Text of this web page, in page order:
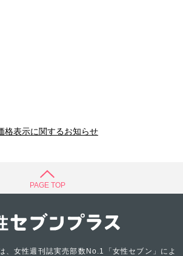
格表示に関するお知らせ
PAGE TOP
、女性週刊誌実売部数No.1「女性セブン」によ